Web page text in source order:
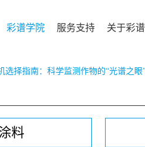
彩谱学院 服务支持 关于彩谱
选择指南：科学监测作物的“光谱之眼
料